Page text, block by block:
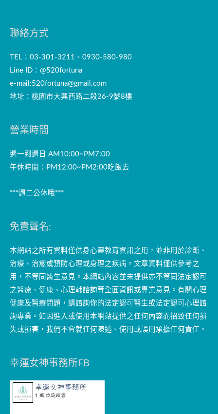
聯絡方式
TEL：03-301-3211、0930-580-980
Line ID：@520fortuna
e-mail:520fortuna@gmail.com
地址：桃園市大興西路二段26-9號8樓
營業時間
週一到週日 AM10:00~PM7:00
午休時間：PM12:00~PM2:00吃飯去
***週二公休哦***
免責聲名:
本網站之所有資料僅供身心靈教育資訊之用，並非用於診斷、
治療、治癒或預防心理或身理之疾病。文章資料僅供參考之
用，不等同醫生意見。本網站內容並未提供亦不等同法定認可
之醫療、健康、心理輔諮詢等全面資訊或專業意見。有關心理
健康及醫療問題，請諮詢你的法定認可醫生或法定認可心理諮
詢專業。如因進入或使用本網站提供之任何內容而招致任何損
失或損害，我們不會就任何陳述、使用或誤用承擔任何責任。
幸運女神事務所FB